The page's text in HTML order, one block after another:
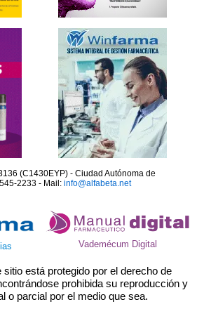
(C1430EYP) - Ciudad Autónoma de
2233 - Mail: info@alfabeta.net
Vademécum Digital
sitio está protegido por el derecho de
prohibida su reproducción y
o parcial por el medio que sea.